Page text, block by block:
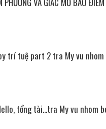
trí tuệ part 2 tra My vu nhom
tổng tài...tra My vu nhom